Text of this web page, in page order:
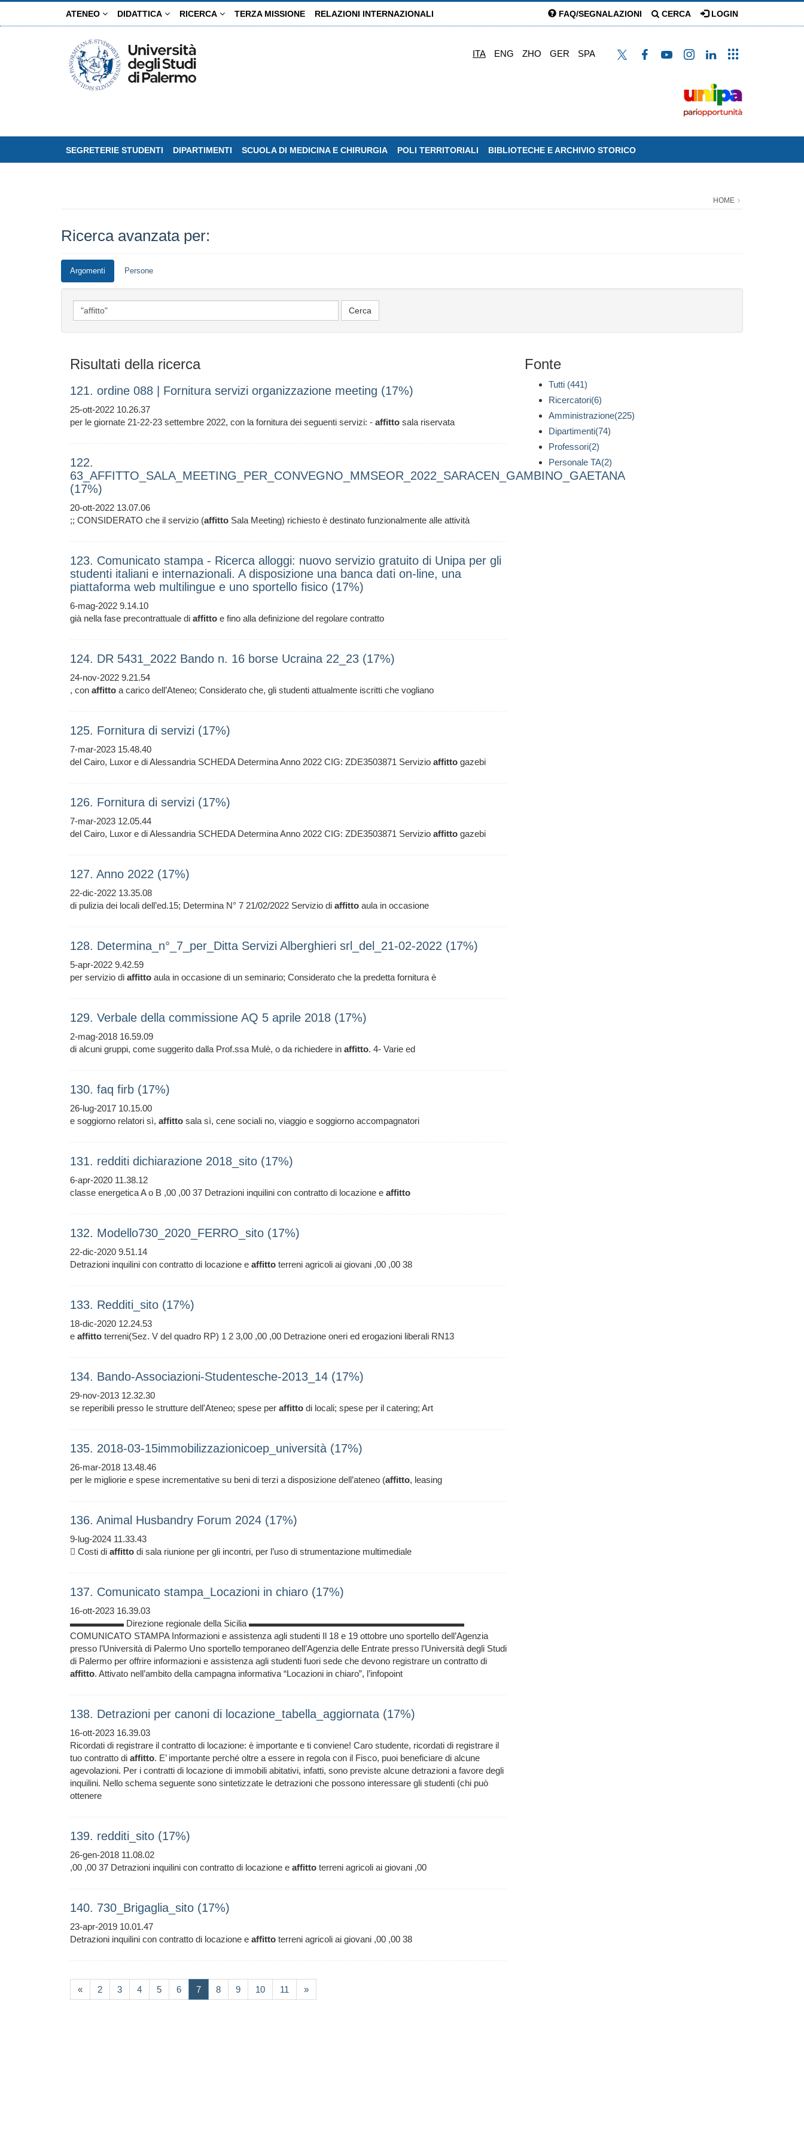
ATENEO DIDATTICA RICERCA TERZA MISSIONE RELAZIONI INTERNAZIONALI FAQ/SEGNALAZIONI CERCA LOGIN
ITA ENG ZHO GER SPA
SEGRETERIE STUDENTI DIPARTIMENTI SCUOLA DI MEDICINA E CHIRURGIA POLI TERRITORIALI BIBLIOTECHE E ARCHIVIO STORICO
HOME
Ricerca avanzata per:
Argomenti Persone
Risultati della ricerca
121. ordine 088 | Fornitura servizi organizzazione meeting (17%)
25-ott-2022 10.26.37
per le giornate 21-22-23 settembre 2022, con la fornitura dei seguenti servizi: - affitto sala riservata
122.
63_AFFITTO_SALA_MEETING_PER_CONVEGNO_MMSEOR_2022_SARACEN_GAMBINO_GAETANA
(17%)
20-ott-2022 13.07.06
;; CONSIDERATO che il servizio (affitto Sala Meeting) richiesto è destinato funzionalmente alle attività
123. Comunicato stampa - Ricerca alloggi: nuovo servizio gratuito di Unipa per gli
studenti italiani e internazionali. A disposizione una banca dati on-line, una
piattaforma web multilingue e uno sportello fisico (17%)
6-mag-2022 9.14.10
già nella fase precontrattuale di affitto e fino alla definizione del regolare contratto
124. DR 5431_2022 Bando n. 16 borse Ucraina 22_23 (17%)
24-nov-2022 9.21.54
, con affitto a carico dell’Ateneo; Considerato che, gli studenti attualmente iscritti che vogliano
125. Fornitura di servizi (17%)
7-mar-2023 15.48.40
del Cairo, Luxor e di Alessandria SCHEDA Determina Anno 2022 CIG: ZDE3503871 Servizio affitto gazebi
126. Fornitura di servizi (17%)
7-mar-2023 12.05.44
del Cairo, Luxor e di Alessandria SCHEDA Determina Anno 2022 CIG: ZDE3503871 Servizio affitto gazebi
127. Anno 2022 (17%)
22-dic-2022 13.35.08
di pulizia dei locali dell’ed.15; Determina N° 7 21/02/2022 Servizio di affitto aula in occasione
128. Determina_n°_7_per_Ditta Servizi Alberghieri srl_del_21-02-2022 (17%)
5-apr-2022 9.42.59
per servizio di affitto aula in occasione di un seminario; Considerato che la predetta fornitura è
129. Verbale della commissione AQ 5 aprile 2018 (17%)
2-mag-2018 16.59.09
di alcuni gruppi, come suggerito dalla Prof.ssa Mulè, o da richiedere in affitto. 4- Varie ed
130. faq firb (17%)
26-lug-2017 10.15.00
e soggiorno relatori sì, affitto sala sì, cene sociali no, viaggio e soggiorno accompagnatori
131. redditi dichiarazione 2018_sito (17%)
6-apr-2020 11.38.12
classe energetica A o B ,00 ,00 37 Detrazioni inquilini con contratto di locazione e affitto
132. Modello730_2020_FERRO_sito (17%)
22-dic-2020 9.51.14
Detrazioni inquilini con contratto di locazione e affitto terreni agricoli ai giovani ,00 ,00 38
133. Redditi_sito (17%)
18-dic-2020 12.24.53
e affitto terreni(Sez. V del quadro RP) 1 2 3,00 ,00 ,00 Detrazione oneri ed erogazioni liberali RN13
134. Bando-Associazioni-Studentesche-2013_14 (17%)
29-nov-2013 12.32.30
se reperibili presso Ie strutture dell'Ateneo; spese per affitto di locali; spese per il catering; Art
135. 2018-03-15immobilizzazionicoep_università (17%)
26-mar-2018 13.48.46
per le migliorie e spese incrementative su beni di terzi a disposizione dell’ateneo (affitto, leasing
136. Animal Husbandry Forum 2024 (17%)
9-lug-2024 11.33.43
 Costi di affitto di sala riunione per gli incontri, per l’uso di strumentazione multimediale
137. Comunicato stampa_Locazioni in chiaro (17%)
16-ott-2023 16.39.03
▬▬▬▬▬▬ Direzione regionale della Sicilia ▬▬▬▬▬▬▬▬▬▬▬▬▬▬▬▬▬▬▬▬▬▬▬▬
COMUNICATO STAMPA Informazioni e assistenza agli studenti Il 18 e 19 ottobre uno sportello dell’Agenzia
presso l’Università di Palermo Uno sportello temporaneo dell’Agenzia delle Entrate presso l’Università degli Studi
di Palermo per offrire informazioni e assistenza agli studenti fuori sede che devono registrare un contratto di
affitto. Attivato nell’ambito della campagna informativa “Locazioni in chiaro”, l’infopoint
138. Detrazioni per canoni di locazione_tabella_aggiornata (17%)
16-ott-2023 16.39.03
Ricordati di registrare il contratto di locazione: è importante e ti conviene! Caro studente, ricordati di registrare il
tuo contratto di affitto. E’ importante perché oltre a essere in regola con il Fisco, puoi beneficiare di alcune
agevolazioni. Per i contratti di locazione di immobili abitativi, infatti, sono previste alcune detrazioni a favore degli
inquilini. Nello schema seguente sono sintetizzate le detrazioni che possono interessare gli studenti (chi può
ottenere
139. redditi_sito (17%)
26-gen-2018 11.08.02
,00 ,00 37 Detrazioni inquilini con contratto di locazione e affitto terreni agricoli ai giovani ,00
140. 730_Brigaglia_sito (17%)
23-apr-2019 10.01.47
Detrazioni inquilini con contratto di locazione e affitto terreni agricoli ai giovani ,00 ,00 38
« 2 3 4 5 6 7(current)
8 9 10 11 »
Fonte
Tutti (441)
Ricercatori(6)
Amministrazione(225)
Dipartimenti(74)
Professori(2)
Personale TA(2)